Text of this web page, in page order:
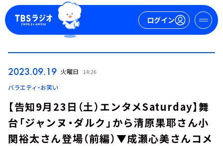
ログイン
ログイン
2023.09.19 火曜日 14:26
バラエティ・お笑い
【告知9月23日（土）エンタメSaturday】舞
台「ジャンヌ・ダルク」から清原果耶さん小
関裕太さん登場（前編）▼成瀬心美さんコメ